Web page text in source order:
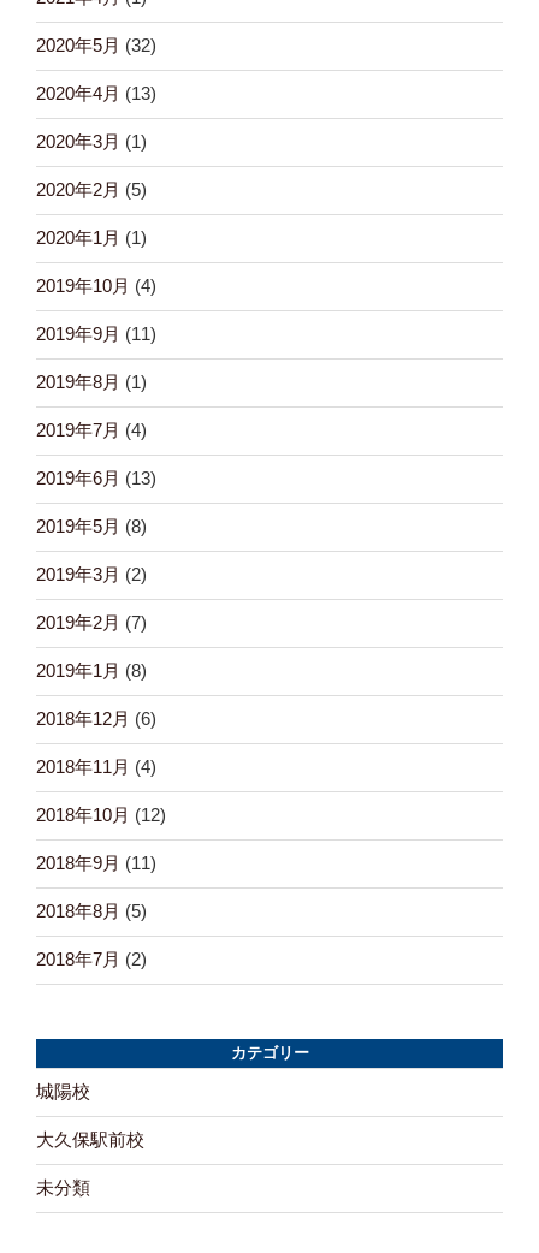
2020年5月 (32)
2020年4月 (13)
2020年3月 (1)
2020年2月 (5)
2020年1月 (1)
2019年10月 (4)
2019年9月 (11)
2019年8月 (1)
2019年7月 (4)
2019年6月 (13)
2019年5月 (8)
2019年3月 (2)
2019年2月 (7)
2019年1月 (8)
2018年12月 (6)
2018年11月 (4)
2018年10月 (12)
2018年9月 (11)
2018年8月 (5)
2018年7月 (2)
カテゴリー
城陽校
大久保駅前校
未分類